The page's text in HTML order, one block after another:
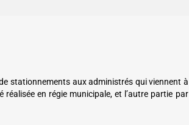
stationnements aux administrés qui viennent à
en régie municipale, et l’autre partie par